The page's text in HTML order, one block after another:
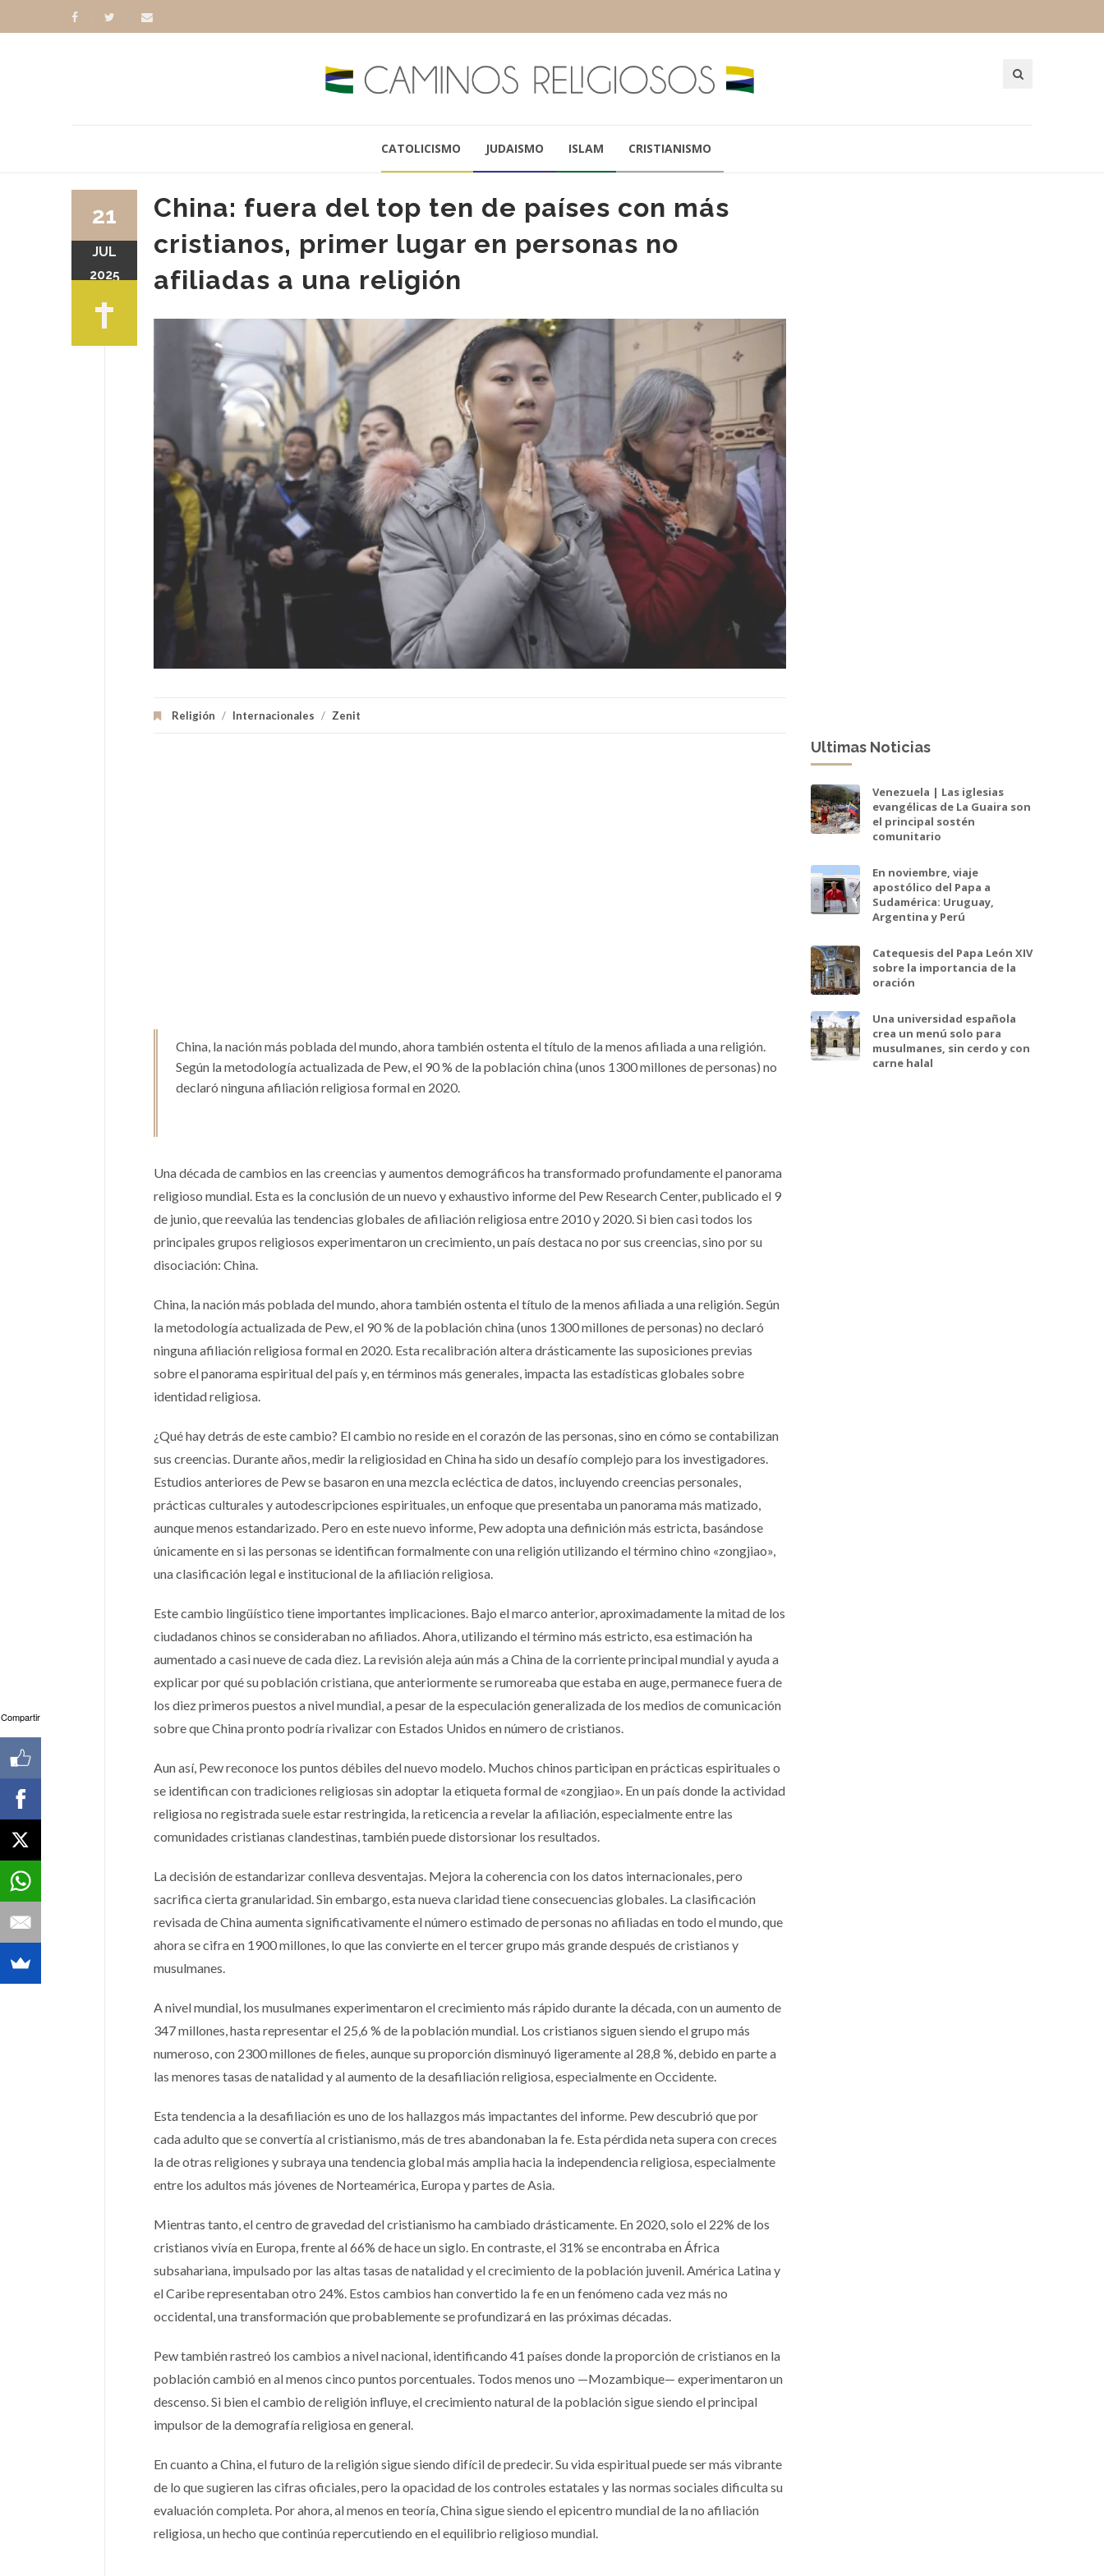
CATOLICISMO JUDAISMO ISLAM CRISTIANISMO
China: fuera del top ten de países con más
cristianos, primer lugar en personas no
afiliadas a una religión
Religión / Internacionales / Zenit
21
JUL
2025
China, la nación más poblada del mundo, ahora también ostenta el título de la menos afiliada a una religión.
Según la metodología actualizada de Pew, el 90 % de la población china (unos 1300 millones de personas) no
declaró ninguna afiliación religiosa formal en 2020.
Una década de cambios en las creencias y aumentos demográficos ha transformado profundamente el panorama
religioso mundial. Esta es la conclusión de un nuevo y exhaustivo informe del Pew Research Center, publicado el 9
de junio, que reevalúa las tendencias globales de afiliación religiosa entre 2010 y 2020. Si bien casi todos los
principales grupos religiosos experimentaron un crecimiento, un país destaca no por sus creencias, sino por su
disociación: China.
China, la nación más poblada del mundo, ahora también ostenta el título de la menos afiliada a una religión. Según
la metodología actualizada de Pew, el 90 % de la población china (unos 1300 millones de personas) no declaró
ninguna afiliación religiosa formal en 2020. Esta recalibración altera drásticamente las suposiciones previas
sobre el panorama espiritual del país y, en términos más generales, impacta las estadísticas globales sobre
identidad religiosa.
¿Qué hay detrás de este cambio? El cambio no reside en el corazón de las personas, sino en cómo se contabilizan
sus creencias. Durante años, medir la religiosidad en China ha sido un desafío complejo para los investigadores.
Estudios anteriores de Pew se basaron en una mezcla ecléctica de datos, incluyendo creencias personales,
prácticas culturales y autodescripciones espirituales, un enfoque que presentaba un panorama más matizado,
aunque menos estandarizado. Pero en este nuevo informe, Pew adopta una definición más estricta, basándose
únicamente en si las personas se identifican formalmente con una religión utilizando el término chino «zongjiao»,
una clasificación legal e institucional de la afiliación religiosa.
Este cambio lingüístico tiene importantes implicaciones. Bajo el marco anterior, aproximadamente la mitad de los
ciudadanos chinos se consideraban no afiliados. Ahora, utilizando el término más estricto, esa estimación ha
aumentado a casi nueve de cada diez. La revisión aleja aún más a China de la corriente principal mundial y ayuda a
explicar por qué su población cristiana, que anteriormente se rumoreaba que estaba en auge, permanece fuera de
los diez primeros puestos a nivel mundial, a pesar de la especulación generalizada de los medios de comunicación
sobre que China pronto podría rivalizar con Estados Unidos en número de cristianos.
Aun así, Pew reconoce los puntos débiles del nuevo modelo. Muchos chinos participan en prácticas espirituales o
se identifican con tradiciones religiosas sin adoptar la etiqueta formal de «zongjiao». En un país donde la actividad
religiosa no registrada suele estar restringida, la reticencia a revelar la afiliación, especialmente entre las
comunidades cristianas clandestinas, también puede distorsionar los resultados.
La decisión de estandarizar conlleva desventajas. Mejora la coherencia con los datos internacionales, pero
sacrifica cierta granularidad. Sin embargo, esta nueva claridad tiene consecuencias globales. La clasificación
revisada de China aumenta significativamente el número estimado de personas no afiliadas en todo el mundo, que
ahora se cifra en 1900 millones, lo que las convierte en el tercer grupo más grande después de cristianos y
musulmanes.
A nivel mundial, los musulmanes experimentaron el crecimiento más rápido durante la década, con un aumento de
347 millones, hasta representar el 25,6 % de la población mundial. Los cristianos siguen siendo el grupo más
numeroso, con 2300 millones de fieles, aunque su proporción disminuyó ligeramente al 28,8 %, debido en parte a
las menores tasas de natalidad y al aumento de la desafiliación religiosa, especialmente en Occidente.
Esta tendencia a la desafiliación es uno de los hallazgos más impactantes del informe. Pew descubrió que por
cada adulto que se convertía al cristianismo, más de tres abandonaban la fe. Esta pérdida neta supera con creces
la de otras religiones y subraya una tendencia global más amplia hacia la independencia religiosa, especialmente
entre los adultos más jóvenes de Norteamérica, Europa y partes de Asia.
Mientras tanto, el centro de gravedad del cristianismo ha cambiado drásticamente. En 2020, solo el 22% de los
cristianos vivía en Europa, frente al 66% de hace un siglo. En contraste, el 31% se encontraba en África
subsahariana, impulsado por las altas tasas de natalidad y el crecimiento de la población juvenil. América Latina y
el Caribe representaban otro 24%. Estos cambios han convertido la fe en un fenómeno cada vez más no
occidental, una transformación que probablemente se profundizará en las próximas décadas.
Pew también rastreó los cambios a nivel nacional, identificando 41 países donde la proporción de cristianos en la
población cambió en al menos cinco puntos porcentuales. Todos menos uno —Mozambique— experimentaron un
descenso. Si bien el cambio de religión influye, el crecimiento natural de la población sigue siendo el principal
impulsor de la demografía religiosa en general.
En cuanto a China, el futuro de la religión sigue siendo difícil de predecir. Su vida espiritual puede ser más vibrante
de lo que sugieren las cifras oficiales, pero la opacidad de los controles estatales y las normas sociales dificulta su
evaluación completa. Por ahora, al menos en teoría, China sigue siendo el epicentro mundial de la no afiliación
religiosa, un hecho que continúa repercutiendo en el equilibrio religioso mundial.
Ultimas Noticias
Venezuela | Las iglesias
evangélicas de La Guaira son
el principal sostén
comunitario
En noviembre, viaje
apostólico del Papa a
Sudamérica: Uruguay,
Argentina y Perú
Catequesis del Papa León XIV
sobre la importancia de la
oración
Una universidad española
crea un menú solo para
musulmanes, sin cerdo y con
carne halal
Compartir